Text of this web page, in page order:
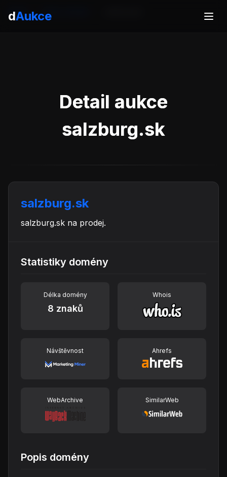
dAukce
Domů
Detail aukce
salzburg.sk
salzburg.sk
salzburg.sk na prodej.
Statistiky domény
Délka domény
8 znaků
Whois
Návštěvnost Ahrefs
WebArchive SimilarWeb
Popis domény